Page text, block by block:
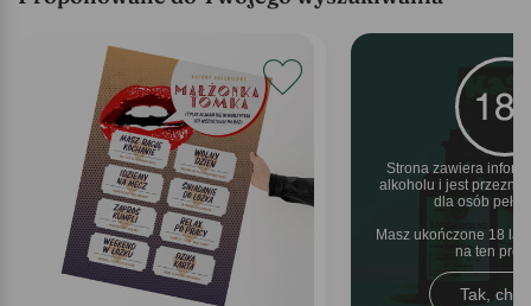
Strona zawiera
alkoholu i jest
dla osób
Masz ukończone 18 lat
na ten
Tak,